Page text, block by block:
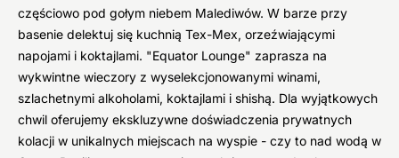
częściowo pod gołym niebem Malediwów. W barze przy
basenie delektuj się kuchnią Tex-Mex, orzeźwiającymi
napojami i koktajlami. "Equator Lounge" zaprasza na
wykwintne wieczory z wyselekcjonowanymi winami,
szlachetnymi alkoholami, koktajlami i shishą. Dla wyjątkowych
chwil oferujemy ekskluzywne doświadczenia prywatnych
kolacji w unikalnych miejscach na wyspie - czy to nad wodą w